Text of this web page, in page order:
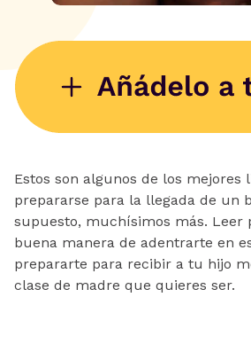
Estos son algunos de los mejores
prepararse para la llegada de un
supuesto, muchísimos más. Leer
buena manera de adentrarte en
prepararte para recibir a tu hijo
clase de madre que quieres ser.